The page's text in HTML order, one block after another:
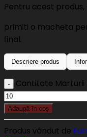
Pentru acest
primiti o macheta
final.
Descriere produs
Cantitate
Adaugă în coș
Produs vândut de